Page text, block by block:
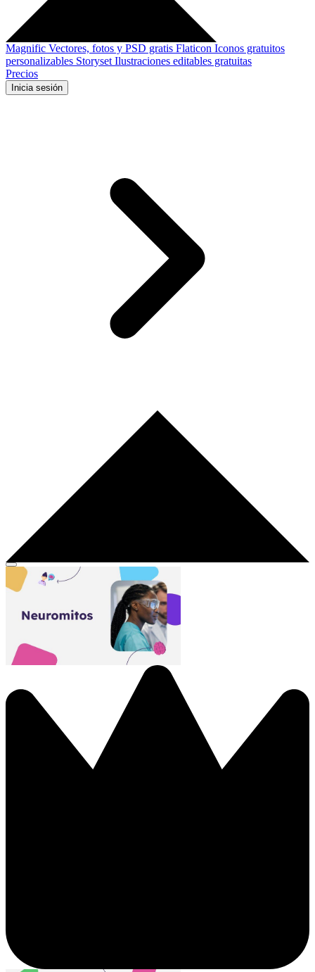
Magnific Vectores, fotos y PSD gratis Flaticon Iconos gratuitos
personalizables Storyset Ilustraciones editables gratuitas
Precios
Inicia sesión